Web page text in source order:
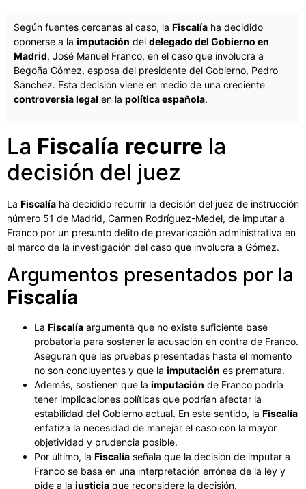
Según fuentes cercanas al caso, la Fiscalía ha decidido
oponerse a la imputación del delegado del Gobierno en
Madrid, José Manuel Franco, en el caso que involucra a
Begoña Gómez, esposa del presidente del Gobierno, Pedro
Sánchez. Esta decisión viene en medio de una creciente
controversia legal en la política española.
La Fiscalía recurre la
decisión del juez
La Fiscalía ha decidido recurrir la decisión del juez de instrucción
número 51 de Madrid, Carmen Rodríguez-Medel, de imputar a
Franco por un presunto delito de prevaricación administrativa en
el marco de la investigación del caso que involucra a Gómez.
Argumentos presentados por la
Fiscalía
La Fiscalía argumenta que no existe suficiente base
probatoria para sostener la acusación en contra de Franco.
Aseguran que las pruebas presentadas hasta el momento
no son concluyentes y que la imputación es prematura.
Además, sostienen que la imputación de Franco podría
tener implicaciones políticas que podrían afectar la
estabilidad del Gobierno actual. En este sentido, la Fiscalía
enfatiza la necesidad de manejar el caso con la mayor
objetividad y prudencia posible.
Por último, la Fiscalía señala que la decisión de imputar a
Franco se basa en una interpretación errónea de la ley y
pide a la justicia que reconsidere la decisión.